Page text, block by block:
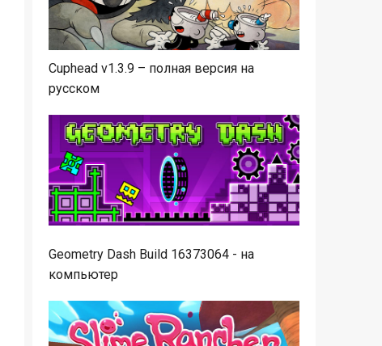
Cuphead v1.3.9 – полная версия на
русском
Geometry Dash Build 16373064 - на
компьютер